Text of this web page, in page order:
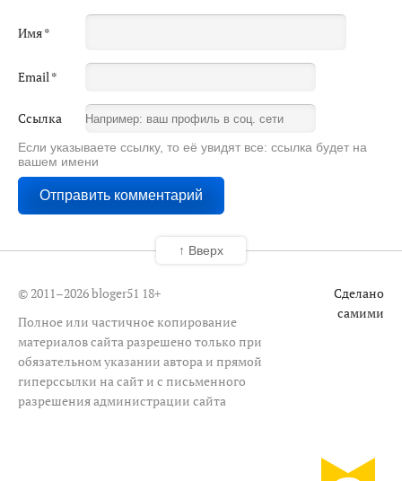
Имя*
Email*
Ссылка
Если указываете ссылку, то её увидят все: ссылка будет на
вашем имени
© 2011–2026 bloger51 18+
Полное или частичное копирование
материалов сайта разрешено только при
обязательном указании автора и прямой
гиперссылки на сайт и с письменного
разрешения администрации сайта
Сделано
самими
↑ Вверх